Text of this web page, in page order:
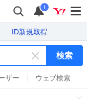
i
ID新規取得
キ
ー
ワ
検索
ザー ウェブ検索